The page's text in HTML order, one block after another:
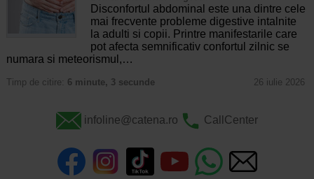
Disconfortul abdominal este una dintre cele
mai frecvente probleme digestive intalnite
la adulti si copii. Printre manifestarile care
pot afecta semnificativ confortul zilnic se
numara si meteorismul,…
Timp de citire: 6 minute, 3 secunde 26 iulie 2026
infoline@catena.ro CallCenter